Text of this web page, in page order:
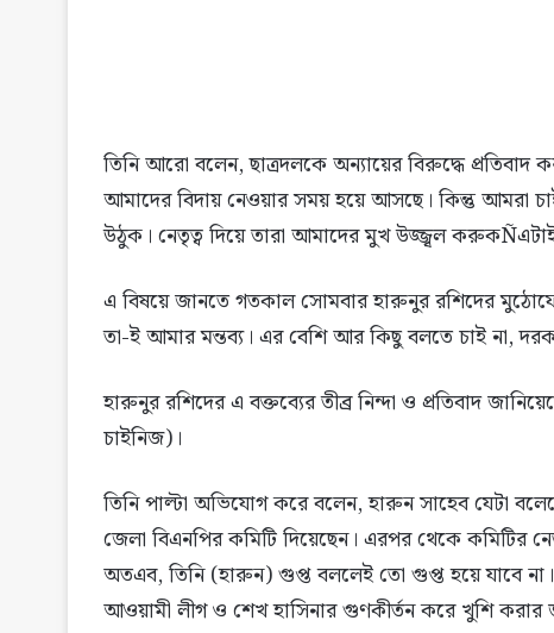
তিনি আরো বলেন, ছাত্রদলকে অন্যায়ের বিরুদ্ধে
আমাদের বিদায় নেওয়ার সময় হয়ে আসছে। কিন্তু আমরা
উঠুক। নেতৃত্ব দিয়ে তারা আমাদের মুখ উজ্জ্বল
এ বিষয়ে জানতে গতকাল সোমবার হারুনুর রশিদের
তা-ই আমার মন্তব্য। এর বেশি আর কিছু বলতে চাই না,
হারুনুর রশিদের এ বক্তব্যের তীব্র নিন্দা ও প্রতিবাদ
চাইনিজ)।
তিনি পাল্টা অভিযোগ করে বলেন, হারুন সাহেব যেটা
জেলা বিএনপির কমিটি দিয়েছেন। এরপর থেকে কমিটির
অতএব, তিনি (হারুন) গুপ্ত বললেই তো গুপ্ত হয়ে যাবে না।
আওয়ামী লীগ ও শেখ হাসিনার গুণকীর্তন করে খুশি করার